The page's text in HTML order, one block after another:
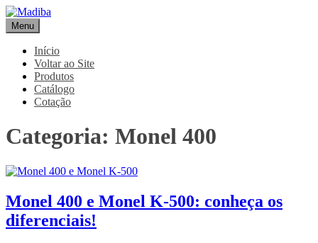
Pular
para
o
conteúdo
Madiba
Líder de Importação e Distribuição de Ligas Especiais
Menu
Início
Voltar ao Site
Produtos
Catálogo
Cotação
Categoria: Monel 400
Monel 400 e Monel K-500: conheça os
diferenciais!